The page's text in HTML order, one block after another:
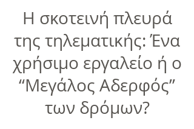
Η σκοτεινή πλευρά
της τηλεματικής: Ένα
χρήσιμο εργαλείο ή ο
“Μεγάλος Αδερφός”
των δρόμων?